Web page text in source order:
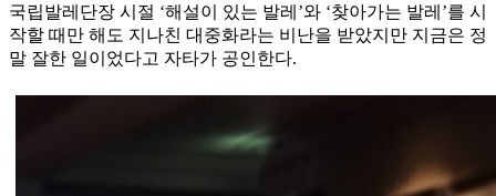
국립발레단장 시절 ‘해설이 있는 발레’와 ‘찾아가는 발레’를 시
작할 때만 해도 지나친 대중화라는 비난을 받았지만 지금은 정
말 잘한 일이었다고 자타가 공인한다.